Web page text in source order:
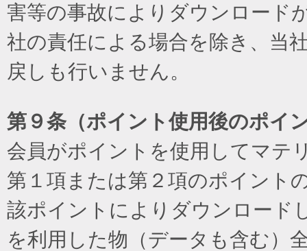
害等の事故によりダウンロード
社の責任による場合を除き、当
戻しも行いません。
第９条（ポイント使用後のポイ
会員がポイントを使用してマテ
第１項または第２項のポイント
該ポイントによりダウンロード
を利用した物（データも含む）